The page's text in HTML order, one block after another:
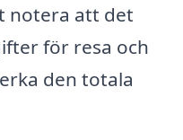
notera att det
för resa och
den totala